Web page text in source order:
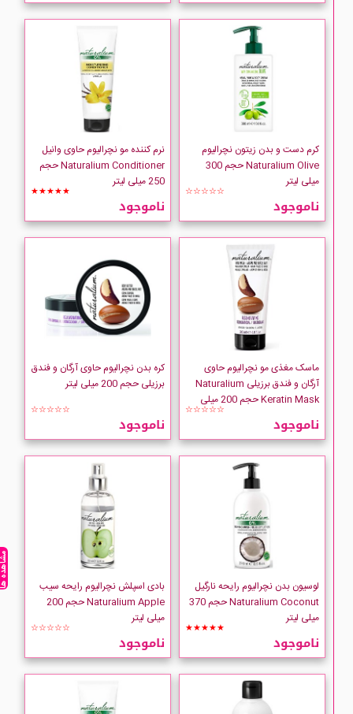
کرم دست و بدن زیتون نچرالیوم
Naturalium Olive حجم 300
میلی لیتر
☆☆☆☆☆
ناموجود
نرم کننده مو نچرالیوم حاوی وانیل
Naturalium Conditioner حجم
250 میلی لیتر
★★★★★
ناموجود
ماسک مغذی مو نچرالیوم حاوی
آرگان و فندق برزیلی Naturalium
Keratin Mask حجم 200 میلی
☆☆☆☆☆
ناموجود
کره بدن نچرالیوم حاوی آرگان و فندق
برزیلی حجم 200 میلی لیتر
☆☆☆☆☆
ناموجود
لوسیون بدن نچرالیوم رایحه نارگیل
Naturalium Coconut حجم 370
میلی لیتر
★★★★★
ناموجود
بادی اسپلش نچرالیوم رایحه سیب
Naturalium Apple حجم 200
میلی لیتر
☆☆☆☆☆
ناموجود